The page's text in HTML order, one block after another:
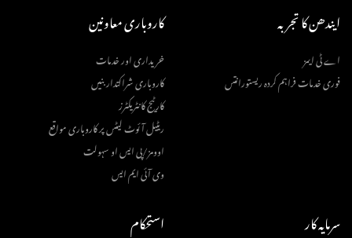
ایندھن کا تجربہ
اے ٹی ایمز
فوری خدمات فراہم کردہ ریستورانتس
کاروباری معاونین
خریداری اور خدمات
کاروباری شراکتدار بنیں
کارٹیج کانٹریکٹرز
ریٹیل آئوٹ لیٹس پر کاروباری مواقع
اوومز/پی ایس او سہولت
وی آئی ایم ایس
سرمایہ کار استحکام